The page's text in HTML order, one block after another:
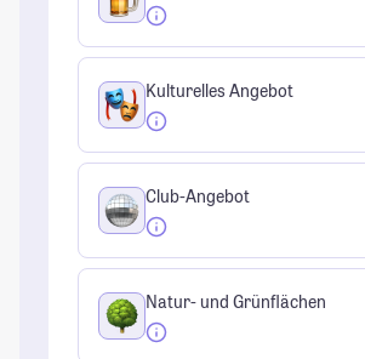
Kulturelles Angebot
Club-Angebot
Natur- und Grünflächen